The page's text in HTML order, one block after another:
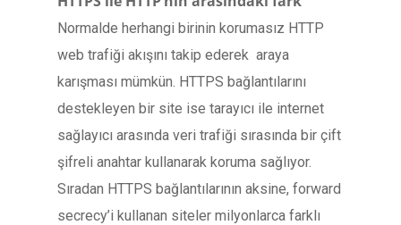
Normalde herhangi birinin korumasız HTTP
web trafiği akışını takip ederek araya
karışması mümkün. HTTPS bağlantılarını
destekleyen bir site ise tarayıcı ile internet
sağlayıcı arasında veri trafiği sırasında bir çift
şifreli anahtar kullanarak koruma sağlıyor.
Sıradan HTTPS bağlantılarının aksine, forward
secrecy’i kullanan siteler milyonlarca farklı